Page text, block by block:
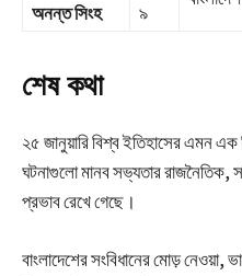
অনন্ত সিংহ
৯
শেষ কথা
২৫ জানুয়ারি বিশ্ব ইতিহাসের এমন এক
ঘটনাগুলো মানব সভ্যতার রাজনৈতিক,
প্রভাব রেখে গেছে।
বাংলাদেশের সংবিধানের মোড় নেওয়া,